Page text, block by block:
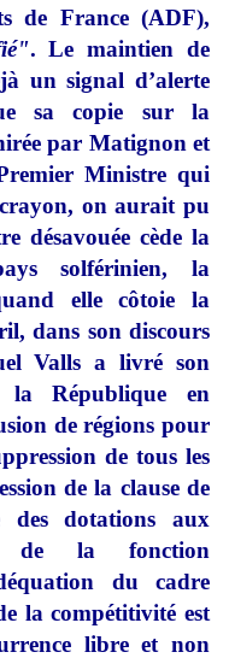
de France (ADF),
. Le maintien de
un signal d’alerte
sa copie sur la
par Matignon et
Ministre qui
on aurait pu
désavouée cède la
solférinien, la
elle côtoie la
dans son discours
Valls a livré son
la République en
de régions pour
de tous les
de la clause de
des dotations aux
de la fonction
du cadre
la compétitivité est
libre et non